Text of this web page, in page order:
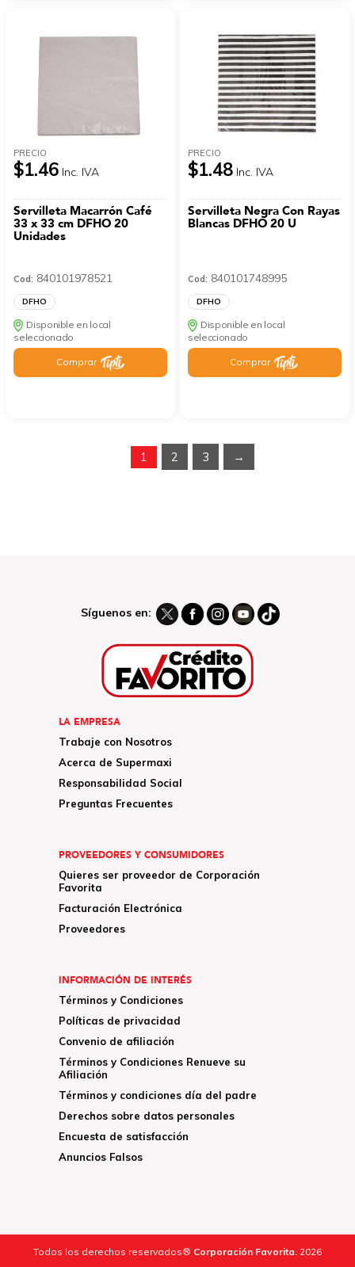
PRECIO
$1.46 Inc. IVA
Servilleta Macarrón Café
33 x 33 cm DFHO 20
Unidades
Cod: 840101978521
DFHO
Disponible en local
seleccionado
Comprar
PRECIO
$1.48 Inc. IVA
Servilleta Negra Con Rayas
Blancas DFHO 20 U
Cod: 840101748995
DFHO
Disponible en local
seleccionado
Comprar
1 2 3 →
Síguenos en:
LA EMPRESA
Trabaje con Nosotros
Acerca de Supermaxi
Responsabilidad Social
Preguntas Frecuentes
PROVEEDORES Y CONSUMIDORES
Quieres ser proveedor de Corporación
Favorita
Facturación Electrónica
Proveedores
INFORMACIÓN DE INTERÉS
Términos y Condiciones
Políticas de privacidad
Convenio de afiliación
Términos y Condiciones Renueve su
Afiliación
Términos y condiciones día del padre
Derechos sobre datos personales
Encuesta de satisfacción
Anuncios Falsos
Todos los derechos reservados® Corporación Favorita. 2026